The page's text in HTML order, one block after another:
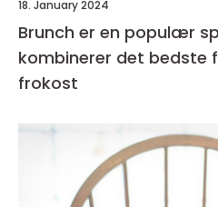
18. January 2024
Brunch er en populær
kombinerer det bedste
frokost